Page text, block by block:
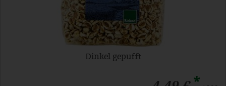
Dinkel gepufft
*